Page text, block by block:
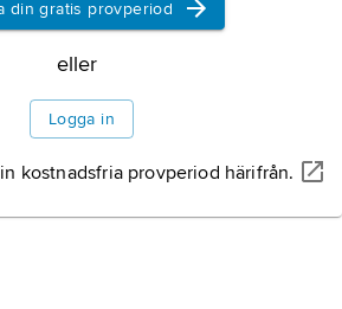
din gratis provperiod
eller
Logga in
kostnadsfria provperiod härifrån.